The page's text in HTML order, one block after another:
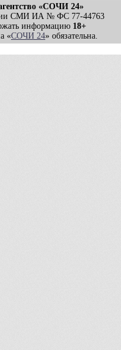
«СОЧИ 24»
СМИ ИА № ФС 77-44763
информацию 18+
«СОЧИ 24» обязательна.